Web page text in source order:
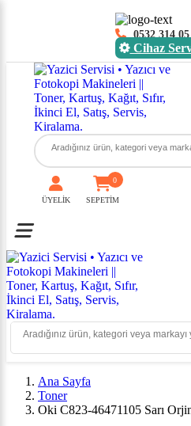
0532 314
Cihaz
ÜYELİK SEPETİM
0
Toggle mobile menu
Ana Sayfa
Toner
Oki C823-46471105 Sarı